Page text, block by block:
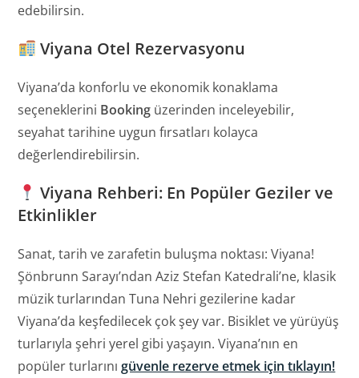
edebilirsin.
Viyana Otel Rezervasyonu
Viyana’da konforlu ve ekonomik konaklama
seçeneklerini Booking üzerinden inceleyebilir,
seyahat tarihine uygun fırsatları kolayca
değerlendirebilirsin.
Viyana Rehberi: En Popüler Geziler ve
Etkinlikler
Sanat, tarih ve zarafetin buluşma noktası: Viyana!
Şönbrunn Sarayı’ndan Aziz Stefan Katedrali’ne, klasik
müzik turlarından Tuna Nehri gezilerine kadar
Viyana’da keşfedilecek çok şey var. Bisiklet ve yürüyüş
turlarıyla şehri yerel gibi yaşayın. Viyana’nın en
popüler turlarınıgüvenle rezerve etmek için tıklayın!